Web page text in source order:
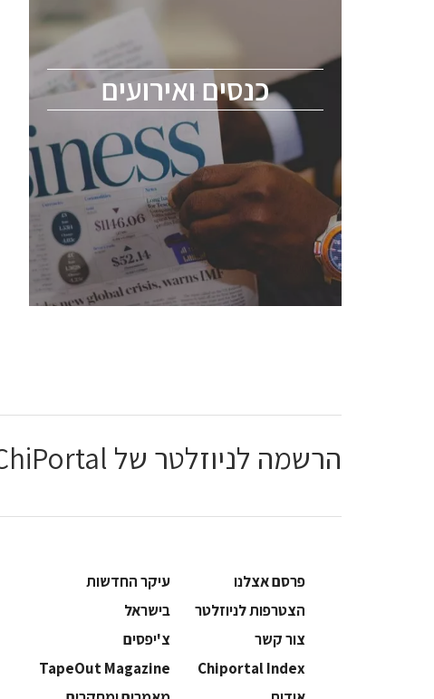
כנסים ואירועים
הסמיקונדקטור כולל מהנדסים, מומחים מקצועיים
ChipEx2026 will be held on May 12-13,
2026. The conference is intended for
everyone involved in the semiconductor
industry, including engineers, professional
experts, and senior executives.
לחץ לפרטים
הרשמה לניוזלטר של ChiPortal
פרסם אצלנו
עיקר החדשות
הצטרפות לניוזלטר
בישראל
צור קשר
צ'יפסים
Chiportal Index
TapeOut Magazine